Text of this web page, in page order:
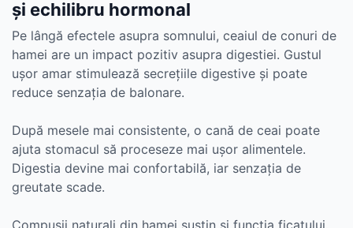
și echilibru hormonal
Pe lângă efectele asupra somnului, ceaiul de conuri de
hamei are un impact pozitiv asupra digestiei. Gustul
ușor amar stimulează secrețiile digestive și poate
reduce senzația de balonare.
După mesele mai consistente, o cană de ceai poate
ajuta stomacul să proceseze mai ușor alimentele.
Digestia devine mai confortabilă, iar senzația de
greutate scade.
Compușii naturali din hamei susțin și funcția ficatului.